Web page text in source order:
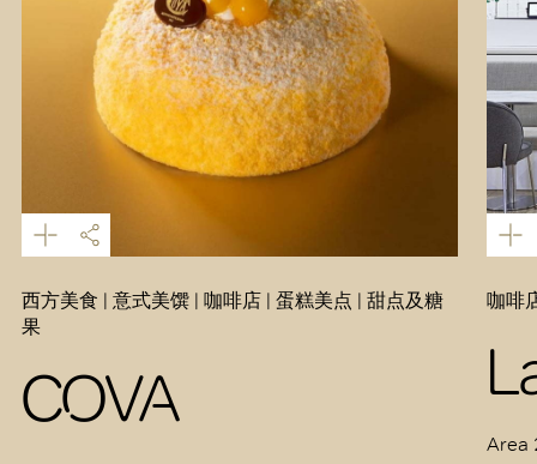
西方美食 | 意式美馔 | 咖啡店 | 蛋糕美点 | 甜点及糖
果
COVA
咖啡
Area